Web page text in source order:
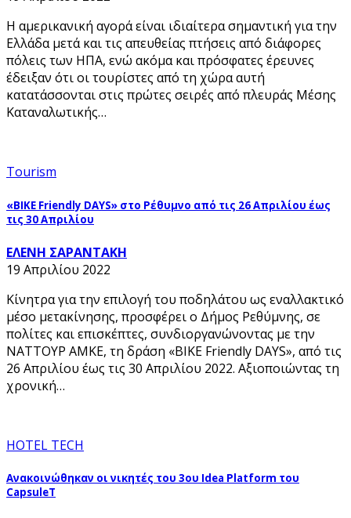
Η αμερικανική αγορά είναι ιδιαίτερα σημαντική για την
Ελλάδα μετά και τις απευθείας πτήσεις από διάφορες
πόλεις των ΗΠΑ, ενώ ακόμα και πρόσφατες έρευνες
έδειξαν ότι οι τουρίστες από τη χώρα αυτή
κατατάσσονται στις πρώτες σειρές από πλευράς Μέσης
Καταναλωτικής…
Tourism
«BIKE Friendly DAYS» στο Ρέθυμνο από τις 26 Απριλίου έως
τις 30 Απριλίου
ΕΛΕΝΗ ΣΑΡΑΝΤΑΚΗ
19 Απριλίου 2022
Κίνητρα για την επιλογή του ποδηλάτου ως εναλλακτικό
μέσο μετακίνησης, προσφέρει ο Δήμος Ρεθύμνης, σε
πολίτες και επισκέπτες, συνδιοργανώνοντας με την
ΝΑΤΤΟΥΡ ΑΜΚΕ, τη δράση «BIKE Friendly DAYS», από τις
26 Απριλίου έως τις 30 Απριλίου 2022. Αξιοποιώντας τη
χρονική…
HOTEL TECH
Ανακοινώθηκαν οι νικητές του 3ου Idea Platform του
CapsuleT